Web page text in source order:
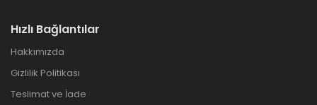
Hızlı Bağlantılar
Hakkımızda
Gizlilik Politikası
Teslimat ve İade